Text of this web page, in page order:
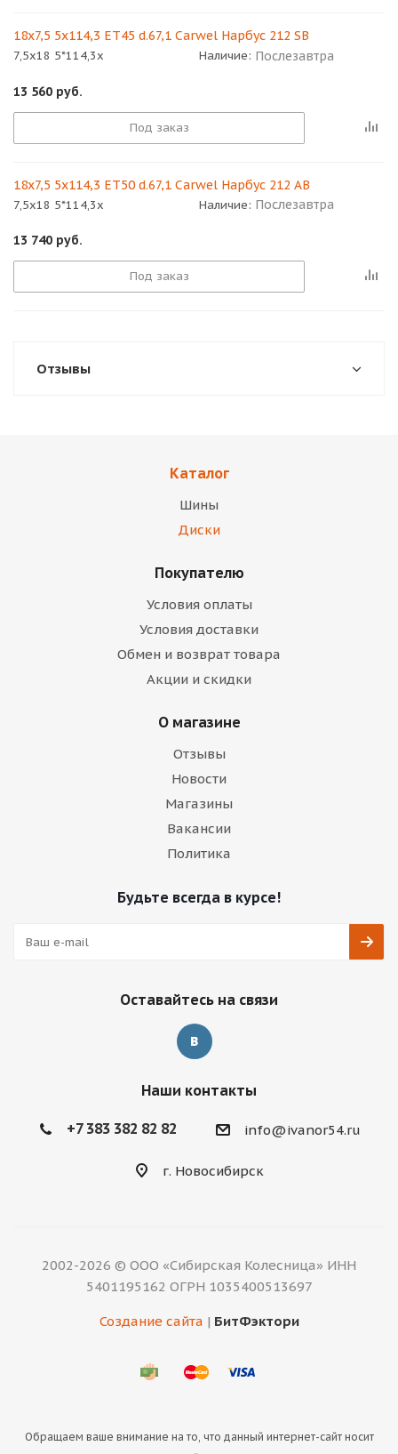
18x7,5 5x114,3 ET45 d.67,1 Carwel Нарбус 212 SB
7,5x18 5*114,3x Наличие: Послезавтра
13 560 руб.
Под заказ
18x7,5 5x114,3 ET50 d.67,1 Carwel Нарбус 212 AB
7,5x18 5*114,3x Наличие: Послезавтра
13 740 руб.
Под заказ
Отзывы
Каталог
Шины
Диски
Покупателю
Условия оплаты
Условия доставки
Обмен и возврат товара
Акции и скидки
О магазине
Отзывы
Новости
Магазины
Вакансии
Политика
Будьте всегда в курсе!
Оставайтесь на связи
Наши контакты
+7 383 382 82 82 info@ivanor54.ru
г. Новосибирск
2002-2026 © ООО «Сибирская Колесница» ИНН
5401195162 ОГРН 1035400513697
Создание сайта | БитФэктори
Обращаем ваше внимание на то, что данный интернет-сайт носит